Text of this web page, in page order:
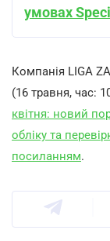
умовах
Компанія LIGA
(16 травня, час:
квітня: новий
обліку та
посиланням.